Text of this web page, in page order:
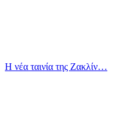
Η νέα ταινία της Ζακλίν…